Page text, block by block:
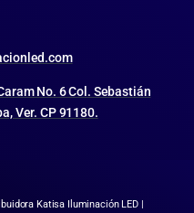
No. 6 Col. Sebastián
Ver. CP 91180.
Katisa Iluminación LED |